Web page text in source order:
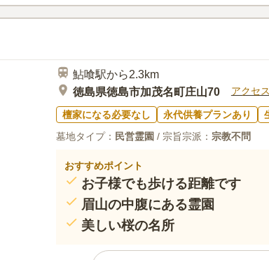
ので便利です。
鮎喰駅から2.3km
徳島県徳島市加茂名町庄山70
アクセ
檀家になる必要なし 永代供養プランあり
墓地タイプ： 民営霊園 / 宗旨宗派： 宗教不問
おすすめポイント
お子様でも歩ける距離です
眉山の中腹にある霊園
美しい桜の名所